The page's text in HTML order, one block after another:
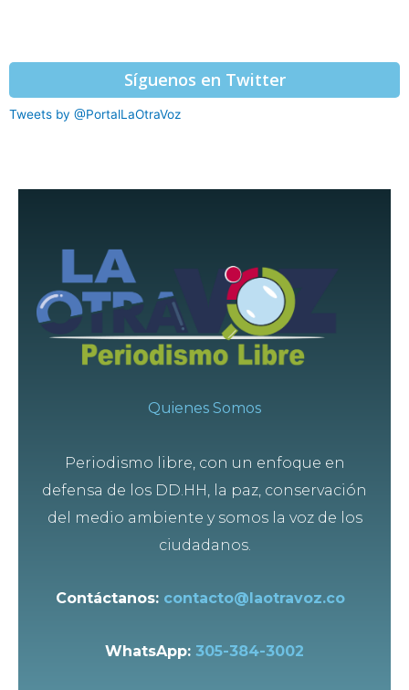
Síguenos en Twitter
Tweets by @PortalLaOtraVoz
Quienes Somos
Periodismo libre, con un enfoque en
defensa de los DD.HH, la paz, conservación
del medio ambiente y somos la voz de los
ciudadanos.
Contáctanos: contacto@laotravoz.co
WhatsApp: 305-384-3002